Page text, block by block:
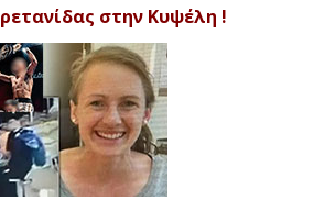
στην Κυψέλη !